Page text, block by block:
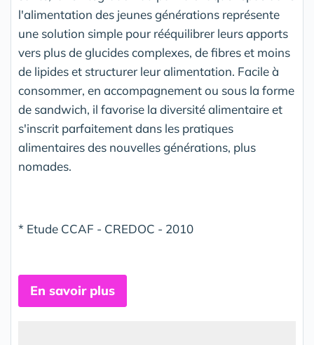
l'alimentation des jeunes générations représente
une solution simple pour rééquilibrer leurs apports
vers plus de glucides complexes, de fibres et moins
de lipides et structurer leur alimentation. Facile à
consommer, en accompagnement ou sous la forme
de sandwich, il favorise la diversité alimentaire et
s'inscrit parfaitement dans les pratiques
alimentaires des nouvelles générations, plus
nomades.
* Etude CCAF - CREDOC - 2010
En savoir plus